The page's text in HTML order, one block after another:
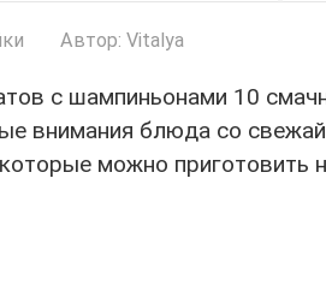
Автор: Vitalya
с шампиньонами 10
внимания блюда со
можно приготовить